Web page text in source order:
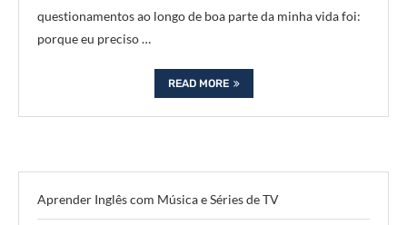
questionamentos ao longo de boa parte da minha vida foi:
porque eu preciso …
READ MORE
Aprender Inglês com Música e Séries de TV